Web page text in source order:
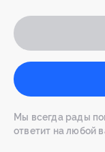
Мы всегда рады
ответит на любой